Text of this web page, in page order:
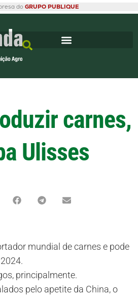
do GRUPO PUBLIQUE
carnes,
Ulisses
mundial de carnes e pode
principalmente.
pelo apetite da China, o